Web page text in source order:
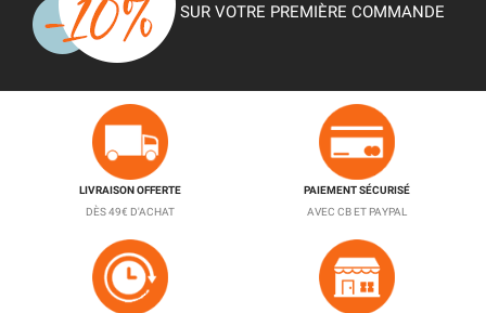
SUR VOTRE PREMIÈRE COMMANDE
LIVRAISON OFFERTE
DÈS 49€ D'ACHAT
PAIEMENT SÉCURISÉ
AVEC CB ET PAYPAL